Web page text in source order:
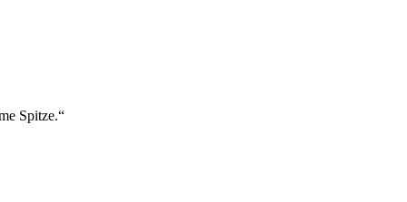
Spitze.“